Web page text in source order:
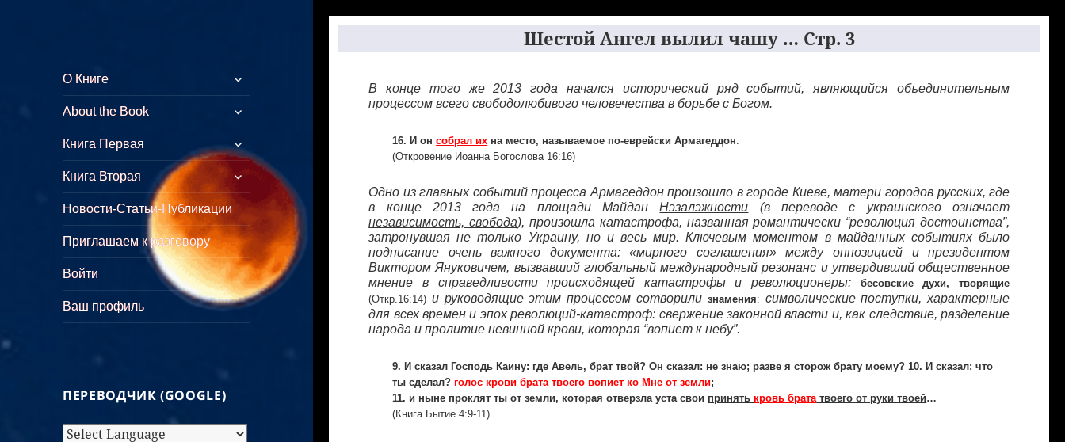
Куликово Поле
Армагеддона
Толкование символических
смыслов стихов Откровения
О Книге
About the Book
Книга Первая
Книга Вторая
Новости-Статьи-Публикации
Приглашаем к разговору
Войти
Ваш профиль
ПЕРЕВОДЧИК (GOOGLE)
Шестой Ангел вылил чашу … Стр. 3
В конце того же 2013 года начался исторический ряд событий, являющийся объединительным
процессом всего свободолюбивого человечества в борьбе с Богом.
16. И он собрал их на место, называемое по-еврейски Армагеддон
(Откровение Иоанна Богослова 16:16)
Одно из главных событий процесса Армагеддон произошло в городе Киеве, матери городов русских, где
в конце 2013 года на площади МайданНэзалэжности (в переводе с украинского означает
независимость, свобода), произошла катастрофа, названная романтически “революция достоинства”,
затронувшая не только Украину, но и весь мир. Ключевым моментом в майданных событиях было
подписание очень важного документа: «мирного соглашения» между оппозицией и президентом
Виктором Януковичем, вызвавший глобальный международный резонанс и утвердивший общественное
мнение в справедливости происходящей катастрофы и революционеры: бесовские духи, творящие
(Откр.16:14) и руководящие этим процессом сотворили знамения: символические поступки, характерные
для всех времен и эпох революций-катастроф: свержение законной власти и, как следствие, разделение
народа и пролитие невинной крови, которая “вопиет к небу”.
9. И сказал Господь Каину: где Авель, брат твой? Он сказал: не знаю; разве я сторож брату моему? 10. И сказал: что
ты сделал?голос крови брата твоего вопиет ко Мне от земли;
11. и ныне проклят ты от земли, которая отверзла уста свои принятькровь брата твоего от руки твоей…
(Книга Бытие 4:9-11)